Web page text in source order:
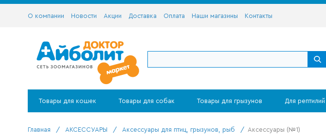
О компании Новости Акции Доставка Оплата Наши магазины Контакты
Товары для кошек Товары для собак Товары для грызунов Для рептилий
Главная / АКСЕССУАРЫ / Аксессуары для птиц, грызунов, рыб / Аксессуары (№1)